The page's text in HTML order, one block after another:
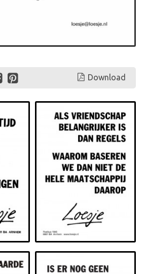
Download